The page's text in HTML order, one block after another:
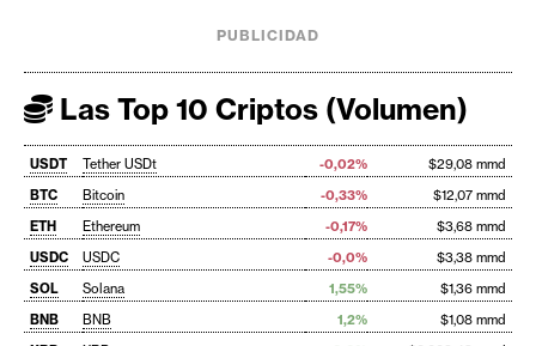
PUBLICIDAD
Las Top 10 Criptos (Volumen)
USDT Tether USDt -0,02%
$29,08 mmd
BTC
Bitcoin -0,33%
$12,07 mmd
ETH
Ethereum -0,17%
$3,68 mmd
USDC
USDC -0,0%
$3,38 mmd
SOL
Solana 1,55%
$1,36 mmd
BNB
BNB 1,2%
$1,08 mmd